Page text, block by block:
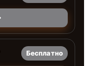
Бесплатно